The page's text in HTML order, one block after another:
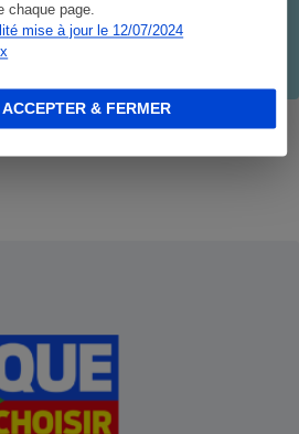
chaque page.
mise à jour le 12/07/2024
& FERMER
Les escrocs s’en prennent